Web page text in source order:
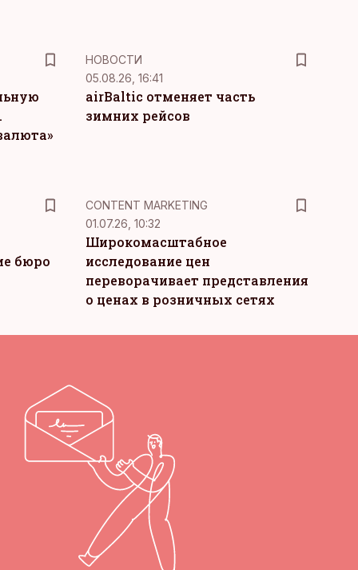
НОВОСТИ
05.08.26, 16:41
airBaltic отменяет часть
зимних рейсов
бюро
KM
CONTENT MARKETING
01.07.26, 10:32
Широкомасштабное
исследование цен
переворачивает представления
о ценах в розничных сетях